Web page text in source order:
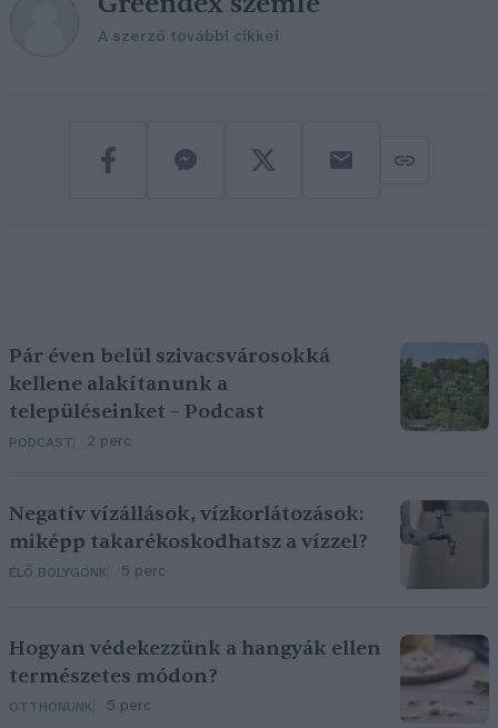
A szerző további cikkei
Pár éven belül szivacsvárosokká
kellene alakítanunk a
településeinket – Podcast
PODCAST 2 perc
Negatív vízállások, vízkorlátozások:
miképp takarékoskodhatsz a vízzel?
ÉLŐ BOLYGÓNK 5 perc
Hogyan védekezzünk a hangyák ellen
természetes módon?
OTTHONUNK 5 perc